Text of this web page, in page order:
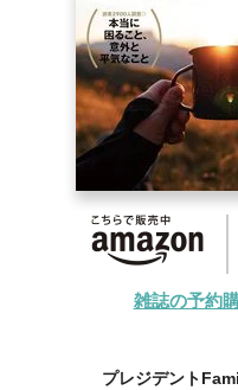
雑誌の予約
プレジデント